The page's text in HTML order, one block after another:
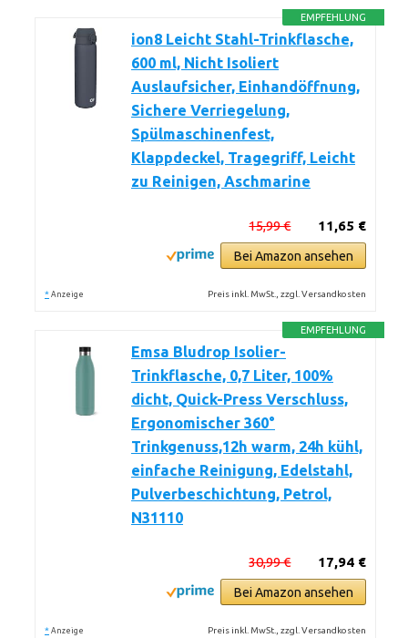
EMPFEHLUNG
ion8 Leicht Stahl-Trinkflasche,
600 ml, Nicht Isoliert
Auslaufsicher, Einhandöffnung,
Sichere Verriegelung,
Spülmaschinenfest,
Klappdeckel, Tragegriff, Leicht
zu Reinigen, Aschmarine
11,65 €
15,99 €
Bei Amazon ansehen
* Anzeige Preis inkl. MwSt., zzgl. Versandkosten
EMPFEHLUNG
Emsa Bludrop Isolier-
Trinkflasche, 0,7 Liter, 100%
dicht, Quick-Press Verschluss,
Ergonomischer 360°
Trinkgenuss,12h warm, 24h kühl,
einfache Reinigung, Edelstahl,
Pulverbeschichtung, Petrol,
N31110
17,94 €
30,99 €
Bei Amazon ansehen
* Anzeige Preis inkl. MwSt., zzgl. Versandkosten